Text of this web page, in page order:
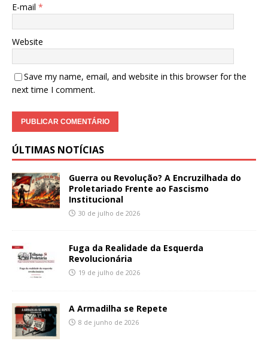
E-mail *
Website
Save my name, email, and website in this browser for the
next time I comment.
ÚLTIMAS NOTÍCIAS
Guerra ou Revolução? A Encruzilhada do
Proletariado Frente ao Fascismo
Institucional
30 de julho de 2026
Fuga da Realidade da Esquerda
Revolucionária
19 de julho de 2026
A Armadilha se Repete
8 de junho de 2026